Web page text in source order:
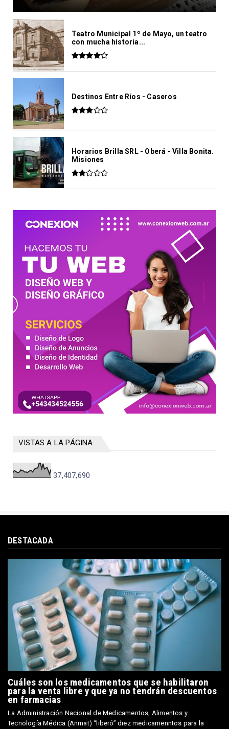
Teatro Municipal 1º de Mayo, un teatro
con mucha historia...
Destinos Entre Ríos - Caseros
Horarios Brilla SRL - Oberá - Villa Bonita.
Misiones
VISTAS A LA PÁGINA
37,407,690
DESTACADA
Cuáles son los medicamentos que se habilitaron
para la venta libre y que ya no tendrán descuentos
en farmacias
La Administración Nacional de Medicamentos, Alimentos y
Tecnología Médica (Anmat) “liberó” diez medicamenntos para la